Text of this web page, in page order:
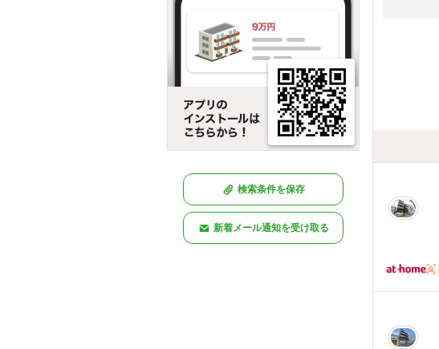
検索条件を保存
新着メール通知を受け取る